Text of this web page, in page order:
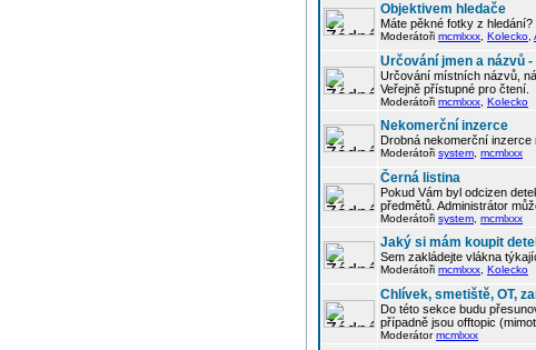
Objektivem hledače
Máte pěkné fotky z
Moderátoři mcmlxxx Kolecko
Určování jmen a názvů
Určování místních názvů,
Veřejně přístupné pro čtení.
Moderátoři mcmlxxx Kolecko
Nekomerční inzerce
Drobná nekomerční inzerce
Moderátoři system mcmlxxx
Černá listina
Pokud Vám byl odcizen
předmětů. Administrátor
Moderátoři system mcmlxxx
Jaký si mám koupit
Sem zakládejte vlákna
Moderátoři mcmlxxx Kolecko
Chlívek, smetiště, OT,
Do této sekce budu
případně jsou offtopic
Moderátormcmlxxx